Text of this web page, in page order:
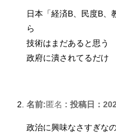
日本「経済B、民度B、
ら
技術はまだあると思う
政府に潰されてるだけ
名前:匿名 : 投稿日：
政治に興味なさすぎな